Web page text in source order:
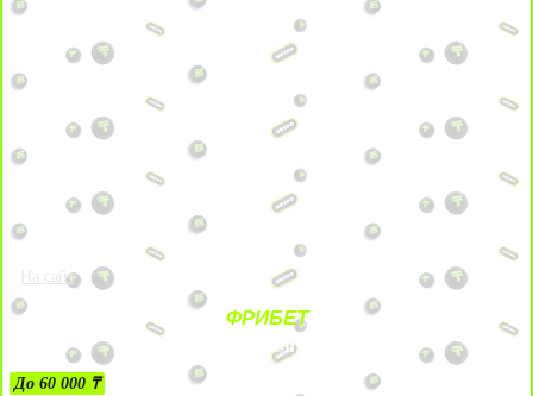
На сайт
ФРИБЕТ
ЗА ДЕПОЗИТЫ
До 60 000 ₸